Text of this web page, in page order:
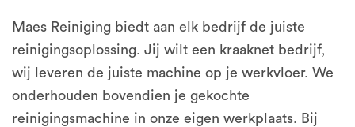
Maes Reiniging biedt aan elk bedrijf de juiste
reinigingsoplossing. Jij wilt een kraaknet bedrijf,
wij leveren de juiste machine op je werkvloer. We
onderhouden bovendien je gekochte
reinigingsmachine in onze eigen werkplaats. Bij